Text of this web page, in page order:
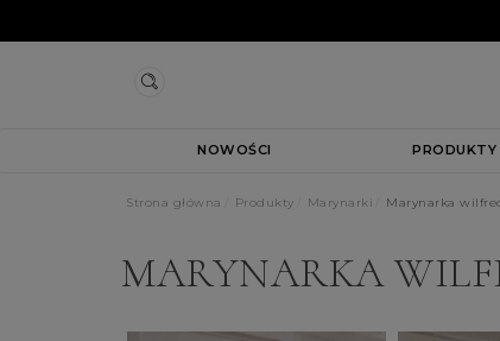
NOWOŚCI PRODUKTY
Strona główna Produkty Marynarki Marynarka
MARYNARKA